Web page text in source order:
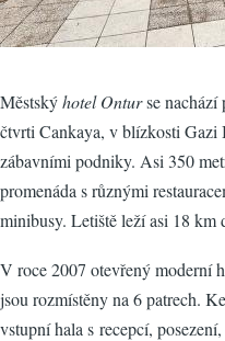
Městskýhotel Onturse nachází
čtvrti Cankaya, v blízkosti Gazi
zábavními podniky. Asi 350
promenáda s různými
minibusy. Letiště leží asi 18 km
V roce 2007 otevřený moderní
jsou rozmístěny na 6 patrech.
vstupní hala s recepcí,